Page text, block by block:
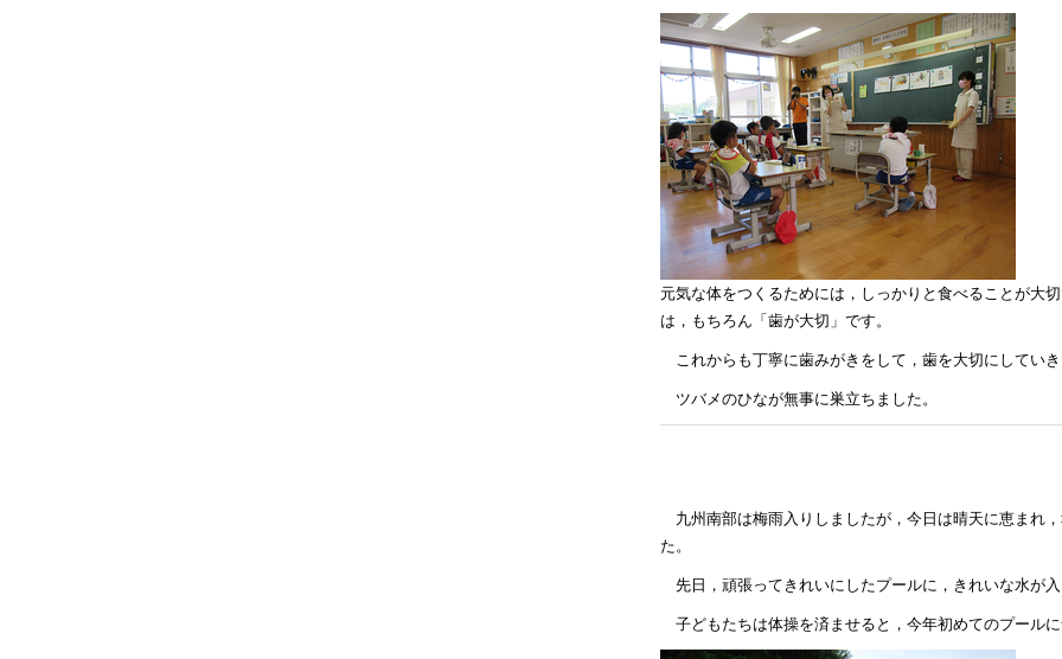
元気な体をつくるためには，しっかりと食べることが大
は，もちろん「歯が大切」です。
これからも丁寧に歯みがきをして，歯を大切にしてい
ツバメのひなが無事に巣立ちました。
九州南部は梅雨入りしましたが，今日は晴天に恵まれ
た。
先日，頑張ってきれいにしたプールに，きれいな水が
子どもたちは体操を済ませると，今年初めてのプール